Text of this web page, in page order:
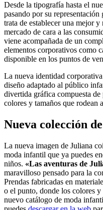
Desde la tipografía hasta el
pasando por su
trata de establecer una mejor
mercado de cara a las
viene acompañada de un
elementos corporativos como
disponible en los puntos de
La nueva identidad
diseño adaptado al público
divertida gráfica compuesta
colores y tamaños que rodean
Nueva colección
La nueva imagen de Juliana
moda infantil que ya puedes
niños. «Las aventuras de
maravilloso pensado para la
Prendas fabricadas en
o el punto, donde los colores
nuevo catálogo de moda